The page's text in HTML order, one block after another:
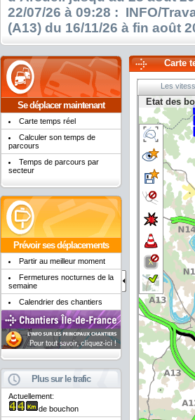
22/07/26 à 09:28 : INFO/
(A13) du 16/11/26 à fin août
Se déplacer maintenant
Carte temps réel
Calculer son temps de
parcours
Temps de parcours par
secteur
Prévoir ses déplacements
Partir au meilleur moment
Fermetures nocturnes de la
semaine
Calendrier des chantiers
Plus sur le trafic
Actuellement:
de bouchon
Carte
Les
Etat des